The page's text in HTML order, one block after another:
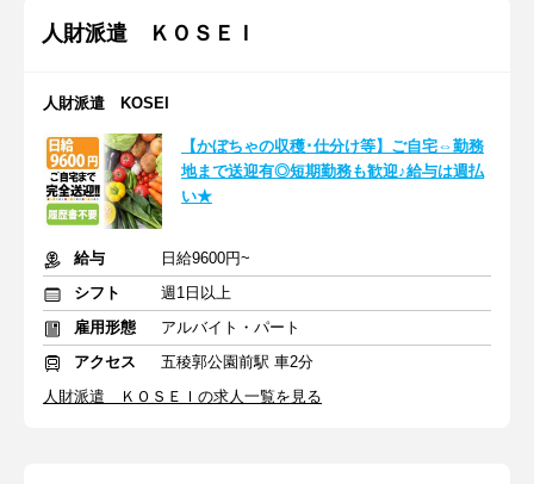
人財派遣 ＫＯＳＥＩ
人財派遣 KOSEI
【かぼちゃの収穫･仕分け等】ご自宅⇔勤務
地まで送迎有◎短期勤務も歓迎♪給与は週払
い★
給与
日給9600円~
シフト
週1日以上
雇用形態
アルバイト・パート
アクセス
五稜郭公園前駅 車2分
人財派遣 ＫＯＳＥＩの求人一覧を見る